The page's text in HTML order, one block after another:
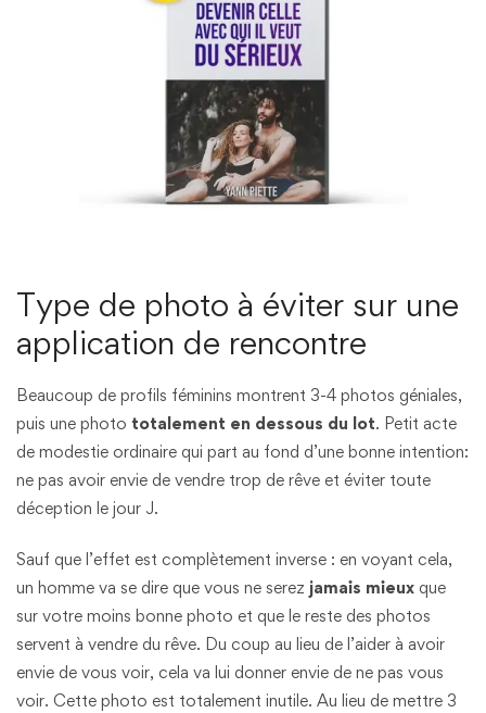
Type de photo à éviter sur une
application de rencontre
Beaucoup de profils féminins montrent 3-4 photos géniales,
puis une photo totalement en dessous du lot. Petit acte
de modestie ordinaire qui part au fond d’une bonne intention:
ne pas avoir envie de vendre trop de rêve et éviter toute
déception le jour J.
Sauf que l’effet est complètement inverse : en voyant cela,
un homme va se dire que vous ne serez jamais mieux que
sur votre moins bonne photo et que le reste des photos
servent à vendre du rêve. Du coup au lieu de l’aider à avoir
envie de vous voir, cela va lui donner envie de ne pas vous
voir. Cette photo est totalement inutile. Au lieu de mettre 3